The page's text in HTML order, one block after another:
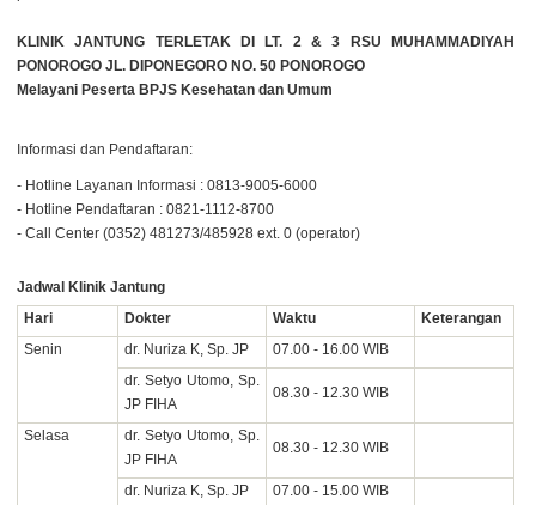
KLINIK JANTUNG TERLETAK DI LT. 2 & 3 RSU MUHAMMADIYAH
PONOROGO JL. DIPONEGORO NO. 50 PONOROGO
Melayani Peserta BPJS Kesehatan dan Umum
Informasi dan Pendaftaran:
- Hotline Layanan Informasi : 0813-9005-6000
- Hotline Pendaftaran : 0821-1112-8700
- Call Center (0352) 481273/485928 ext. 0 (operator)
Jadwal Klinik Jantung
Hari
Dokter Waktu
Keterangan
Senin
dr. Nuriza K, Sp. JP
07.00 - 16.00 WIB
dr. Setyo Utomo, Sp.
JP FIHA
08.30 - 12.30 WIB
Selasa
dr. Setyo Utomo, Sp.
JP FIHA
08.30 - 12.30 WIB
dr. Nuriza K, Sp. JP
07.00 - 15.00 WIB